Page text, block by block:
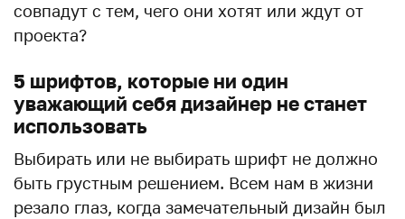
совпадут с тем, чего они хотят или ждут от
проекта?
5 шрифтов, которые ни один
уважающий себя дизайнер не станет
использовать
Выбирать или не выбирать шрифт не должно
быть грустным решением. Всем нам в жизни
резало глаз, когда замечательный дизайн был